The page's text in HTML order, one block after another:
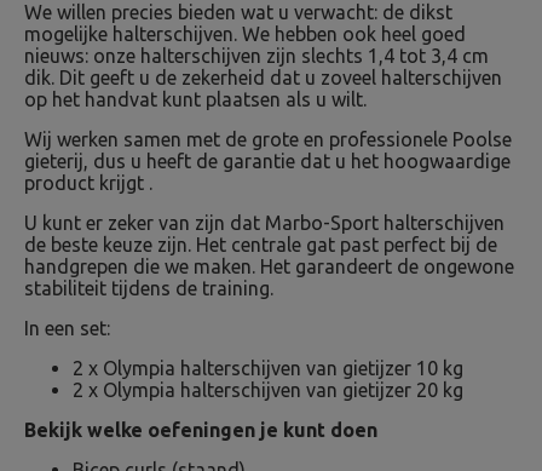
We willen precies bieden wat u verwacht: de dikst
mogelijke halterschijven. We hebben ook heel goed
nieuws: onze halterschijven zijn slechts 1,4 tot 3,4 cm
dik. Dit geeft u de zekerheid dat u zoveel halterschijven
op het handvat kunt plaatsen als u wilt.
Wij werken samen met de grote en professionele Poolse
gieterij, dus u heeft de garantie dat u het hoogwaardige
product krijgt .
U kunt er zeker van zijn dat Marbo-Sport halterschijven
de beste keuze zijn. Het centrale gat past perfect bij de
handgrepen die we maken. Het garandeert de ongewone
stabiliteit tijdens de training.
In een set:
2 x Olympia halterschijven van gietijzer 10 kg
2 x Olympia halterschijven van gietijzer 20 kg
Bekijk welke oefeningen je kunt doen